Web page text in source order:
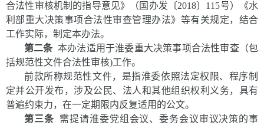
合法性审核机制的指导意见》（国办发〔2018〕115号）《水
利部重大决策事项合法性审查管理办法》等有关规定，结合
工作实际，制定本办法。
第二条 本办法适用于淮委重大决策事项合法性审查（包
括规范性文件合法性审核)工作。
前款所称规范性文件，是指淮委依照法定权限、程序制
定并公开发布，涉及公民、法人和其他组织权利义务，具有
普遍约束力，在一定期限内反复适用的公文。
第三条
需提请淮委党组会议、委务会议审议决策的事